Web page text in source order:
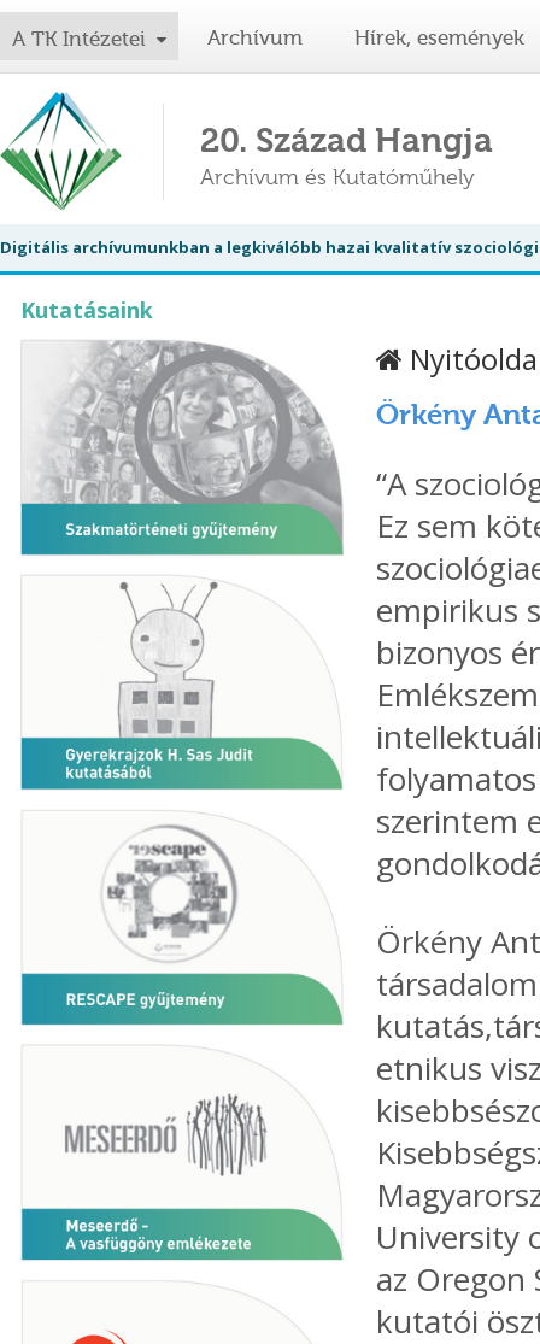
A TK Intézetei Archívum Hírek, események
20. Század Hangja
Archívum és Kutatóműhely
Digitális archívumunkban a legkiválóbb hazai kvalitatív
Kutatásaink
Örkény
“A
Ez sem
empirikus
bizonyos
szerintem
Örkény
etnikus
University
az Oregon
kutatói